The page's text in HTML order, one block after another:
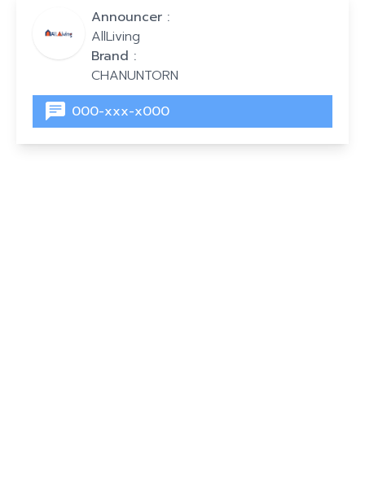
Announcer :
AllLiving
Brand :
CHANUNTORN
000-xxx-x000